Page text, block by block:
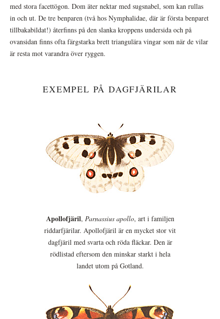
med stora facettögon. Dom äter nektar med sugsnabel, som kan rullas
in och ut. De tre benparen (två hos Nymphalidae, där är första benparet
tillbakabildat!) återfinns på den slanka kroppens undersida och på
ovansidan finns ofta färgstarka brett triangulära vingar som när de vilar
är resta mot varandra över ryggen.
EXEMPEL PÅ DAGFJÄRILAR
Apollofjäril, Parnassius apollo, art i familjen
riddarfjärilar. Apollofjäril är en mycket stor vit
dagfjäril med svarta och röda fläckar. Den är
rödlistad eftersom den minskar starkt i hela
landet utom på Gotland.